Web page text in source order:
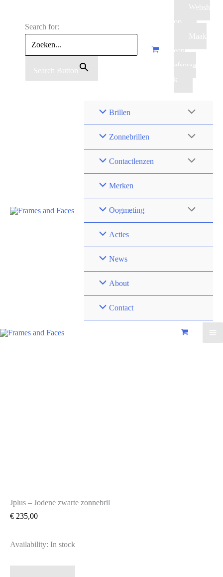
Search for:
Search Button
Websh
op
Maak
een
afspraa
k
Brillen
Zonnebrillen
Contactlenzen
Merken
Oogmeting
Acties
News
About
Contact
Jplus – Jodene zwarte zonnebril
€ 235,00
Availability: In stock